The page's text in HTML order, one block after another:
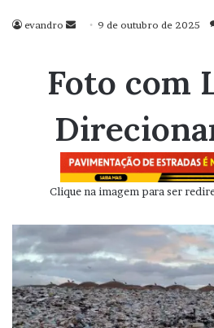
evandro
Mande
mail
9 de outubro de 2025
Foto com
Clique na imagem para ser